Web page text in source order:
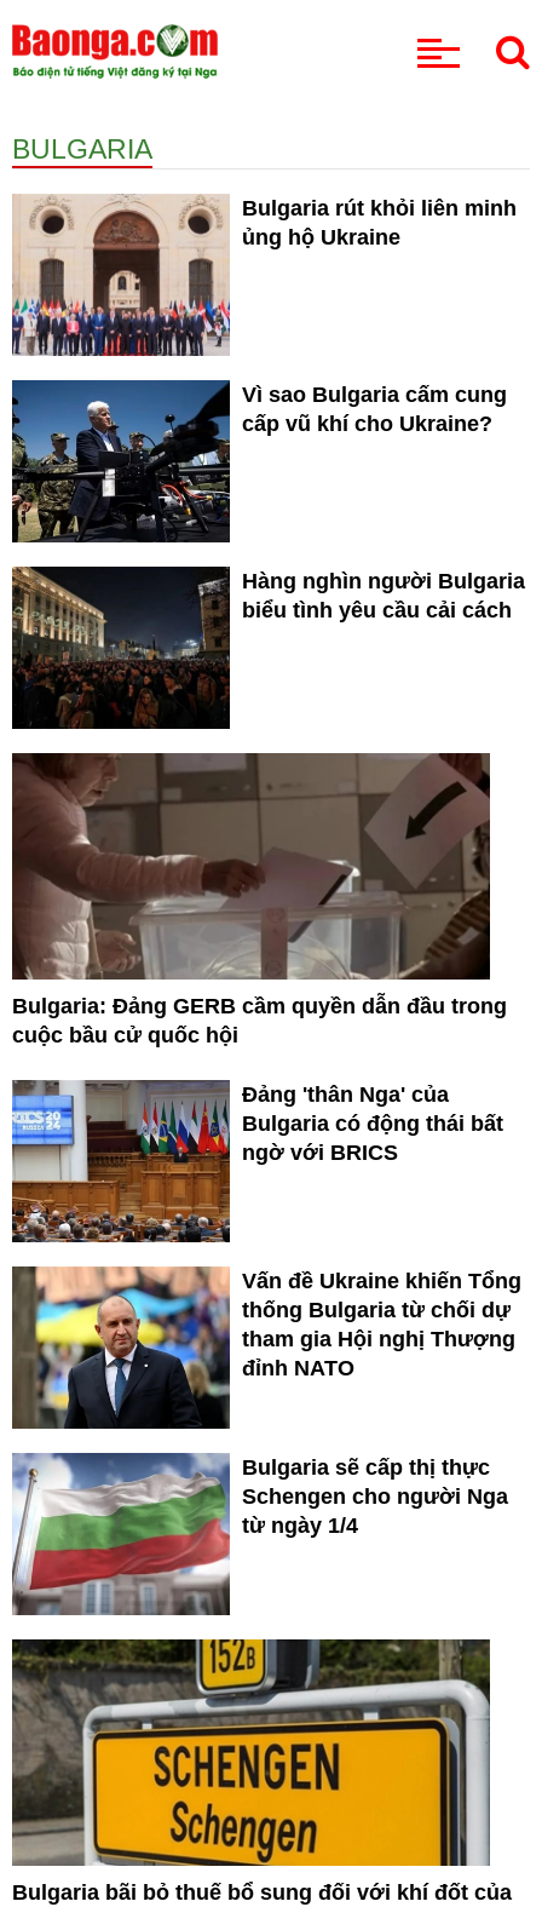
BULGARIA
Bulgaria rút khỏi liên minh
ủng hộ Ukraine
Vì sao Bulgaria cấm cung
cấp vũ khí cho Ukraine?
Hàng nghìn người Bulgaria
biểu tình yêu cầu cải cách
Bulgaria: Đảng GERB cầm quyền dẫn đầu trong
cuộc bầu cử quốc hội
Đảng 'thân Nga' của
Bulgaria có động thái bất
ngờ với BRICS
Vấn đề Ukraine khiến Tổng
thống Bulgaria từ chối dự
tham gia Hội nghị Thượng
đỉnh NATO
Bulgaria sẽ cấp thị thực
Schengen cho người Nga
từ ngày 1/4
Bulgaria bãi bỏ thuế bổ sung đối với khí đốt của